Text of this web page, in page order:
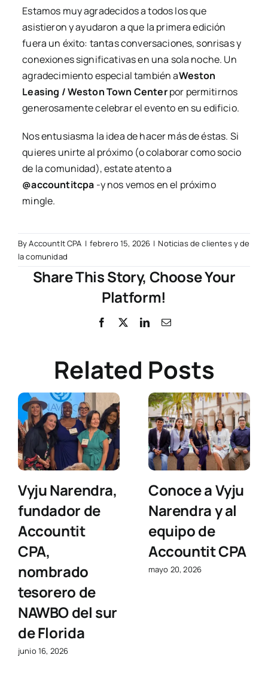
Estamos muy agradecidos a todos los que
asistieron y ayudaron a que la primera edición
fuera un éxito: tantas conversaciones, sonrisas y
conexiones significativas en una sola noche. Un
agradecimiento especial también aWeston
Leasing / Weston Town Centerpor permitirnos
generosamente celebrar el evento en su edificio.
Nos entusiasma la idea de hacer más de éstas. Si
quieres unirte al próximo (o colaborar como socio
de la comunidad), estate atento a
@accountitcpa -y nos vemos en el próximo
mingle.
ByAccountIt CPA | febrero 15, 2026 | Noticias de clientes y de
la comunidad
Share This Story, Choose Your
Platform!
Facebook LinkedInEmail
Related Posts
Vyju Narendra,
fundador de
Accountit
CPA,
nombrado
tesorero de
NAWBO del sur
de Florida
junio 16, 2026
Conoce a Vyju
Narendra y al
equipo de
Accountit CPA
mayo 20, 2026